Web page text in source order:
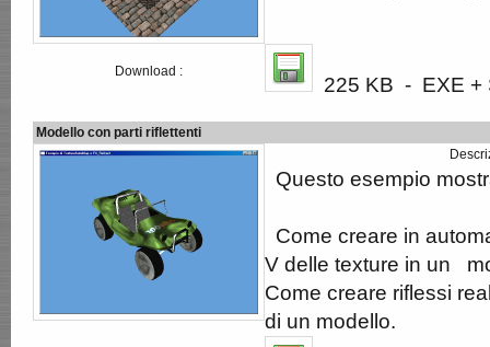
Download :
225 KB - EXE +
Modello con parti riflettenti
Questo esempio
Come creare in
V delle texture in un
Come creare riflessi
di un modello.